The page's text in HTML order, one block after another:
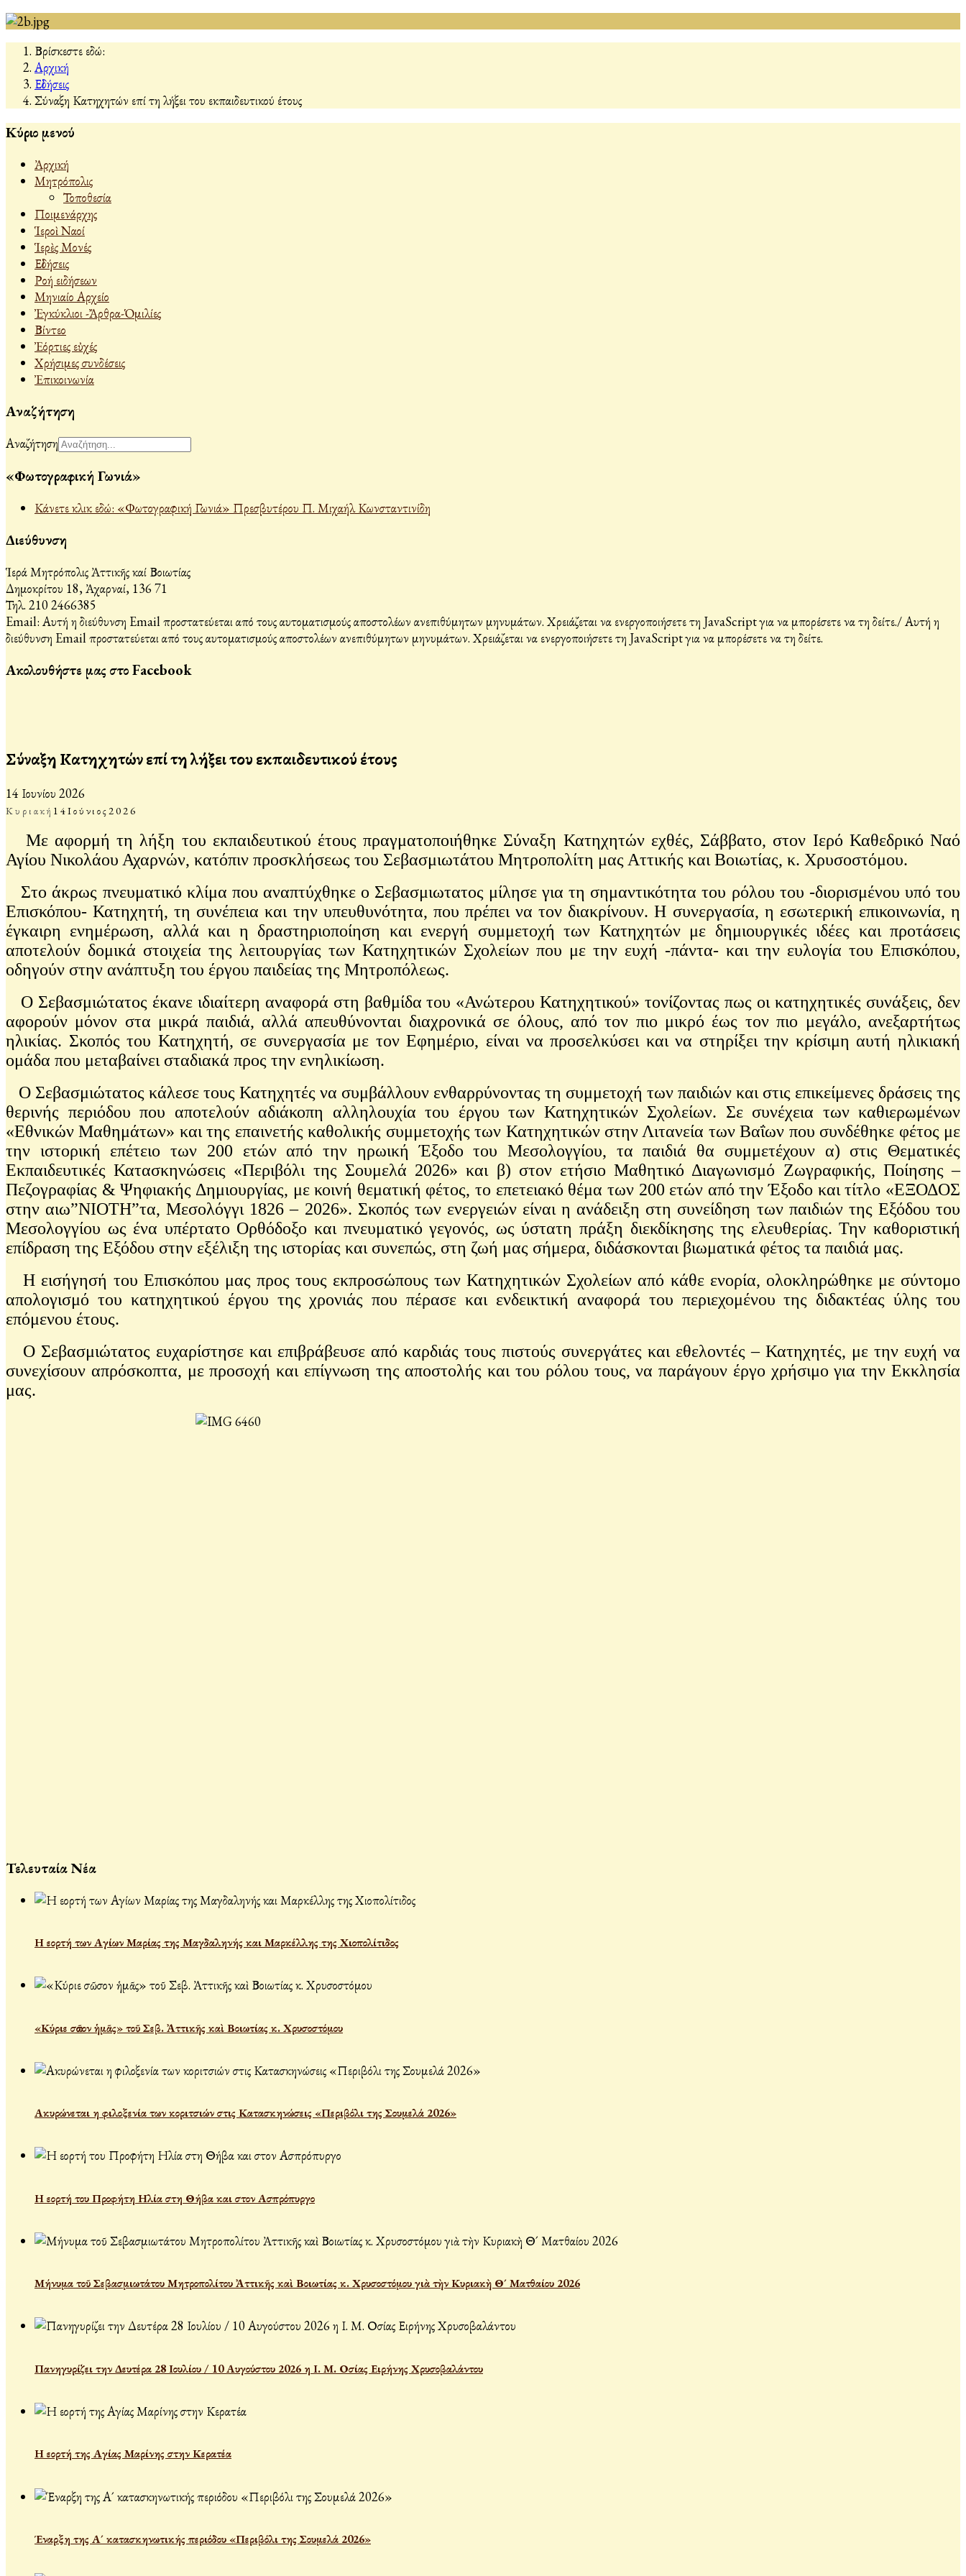
Βρίσκεστε εδώ:
Αρχική
Εἰδήσεις
Σύναξη Κατηχητών επί τη λήξει του εκπαιδευτικού έτους
Κύριο μενού
Ἀρχική
Μητρόπολις
Τοποθεσία
Ποιμενάρχης
Ἱεροὶ Ναοί
Ἱερὲς Μονές
Εἰδήσεις
Ροή ειδήσεων
Μηνιαίο Αρχείο
Ἐγκύκλιοι -Ἄρθρα-Ὁμιλίες
Βίντεο
Ἐόρτιες εὐχές
Χρήσιμες συνδέσεις
Ἐπικοινωνία
Αναζήτηση
Αναζήτηση
«Φωτογραφική Γωνιά»
Κάνετε κλικ εδώ: «Φωτογραφική Γωνιά» Πρεσβυτέρου Π. Μιχαήλ Κωνσταντινίδη
Διεύθυνση
Ἱερά Μητρόπολις Ἀττικῆς καί Βοιωτίας
Δημοκρίτου 18, Ἀχαρναί, 136 71
Τηλ. 210 2466385
Email: Αυτή η διεύθυνση Email προστατεύεται από τους αυτοματισμούς αποστολέων ανεπιθύμητων μηνυμάτων. Χρειάζεται να ενεργοποιήσετε τη JavaScript για να μπορέσετε να τη δείτε./Αυτή η
διεύθυνση Email προστατεύεται από τους αυτοματισμούς αποστολέων ανεπιθύμητων μηνυμάτων. Χρειάζεται να ενεργοποιήσετε τη JavaScript για να μπορέσετε να τη δείτε.
Ακολουθήστε μας στο Facebook
Σύναξη Κατηχητών επί τη λήξει του εκπαιδευτικού έτους
14 Ιουνίου 2026
Κυριακή 14Ιούνιος2026
Με αφορμή τη λήξη του εκπαιδευτικού έτους πραγματοποιήθηκε Σύναξη Κατηχητών εχθές, Σάββατο, στον Ιερό Καθεδρικό Ναό
Αγίου Νικολάου Αχαρνών, κατόπιν προσκλήσεως του Σεβασμιωτάτου Μητροπολίτη μας Αττικής και Βοιωτίας, κ. Χρυσοστόμου.
Στο άκρως πνευματικό κλίμα που αναπτύχθηκε ο Σεβασμιωτατος μίλησε για τη σημαντικότητα του ρόλου του -διορισμένου υπό του
Επισκόπου- Κατηχητή, τη συνέπεια και την υπευθυνότητα, που πρέπει να τον διακρίνουν. Η συνεργασία, η εσωτερική επικοινωνία, η
έγκαιρη ενημέρωση, αλλά και η δραστηριοποίηση και ενεργή συμμετοχή των Κατηχητών με δημιουργικές ιδέες και προτάσεις
αποτελούν δομικά στοιχεία της λειτουργίας των Κατηχητικών Σχολείων που με την ευχή -πάντα- και την ευλογία του Επισκόπου,
οδηγούν στην ανάπτυξη του έργου παιδείας της Μητροπόλεως.
Ο Σεβασμιώτατος έκανε ιδιαίτερη αναφορά στη βαθμίδα του «Ανώτερου Κατηχητικού» τονίζοντας πως οι κατηχητικές συνάξεις, δεν
αφορούν μόνον στα μικρά παιδιά, αλλά απευθύνονται διαχρονικά σε όλους, από τον πιο μικρό έως τον πιο μεγάλο, ανεξαρτήτως
ηλικίας. Σκοπός του Κατηχητή, σε συνεργασία με τον Εφημέριο, είναι να προσελκύσει και να στηρίξει την κρίσιμη αυτή ηλικιακή
ομάδα που μεταβαίνει σταδιακά προς την ενηλικίωση.
Ο Σεβασμιώτατος κάλεσε τους Κατηχητές να συμβάλλουν ενθαρρύνοντας τη συμμετοχή των παιδιών και στις επικείμενες δράσεις της
θερινής περιόδου που αποτελούν αδιάκοπη αλληλουχία του έργου των Κατηχητικών Σχολείων. Σε συνέχεια των καθιερωμένων
«Εθνικών Μαθημάτων» και της επαινετής καθολικής συμμετοχής των Κατηχητικών στην Λιτανεία των Βαΐων που συνδέθηκε φέτος με
την ιστορική επέτειο των 200 ετών από την ηρωική Έξοδο του Μεσολογγίου, τα παιδιά θα συμμετέχουν α) στις Θεματικές
Εκπαιδευτικές Κατασκηνώσεις «Περιβόλι της Σουμελά 2026» και β) στον ετήσιο Μαθητικό Διαγωνισμό Ζωγραφικής, Ποίησης –
Πεζογραφίας & Ψηφιακής Δημιουργίας, με κοινή θεματική φέτος, το επετειακό θέμα των 200 ετών από την Έξοδο και τίτλο «ΕΞΟΔΟΣ
στην αιω”ΝΙΟΤΗ”τα, Μεσολόγγι 1826 – 2026». Σκοπός των ενεργειών είναι η ανάδειξη στη συνείδηση των παιδιών της Εξόδου του
Μεσολογγίου ως ένα υπέρτατο Ορθόδοξο και πνευματικό γεγονός, ως ύστατη πράξη διεκδίκησης της ελευθερίας. Την καθοριστική
επίδραση της Εξόδου στην εξέλιξη της ιστορίας και συνεπώς, στη ζωή μας σήμερα, διδάσκονται βιωματικά φέτος τα παιδιά μας.
Η εισήγησή του Επισκόπου μας προς τους εκπροσώπους των Κατηχητικών Σχολείων από κάθε ενορία, ολοκληρώθηκε με σύντομο
απολογισμό του κατηχητικού έργου της χρονιάς που πέρασε και ενδεικτική αναφορά του περιεχομένου της διδακτέας ύλης του
επόμενου έτους.
Ο Σεβασμιώτατος ευχαρίστησε και επιβράβευσε από καρδιάς τους πιστούς συνεργάτες και εθελοντές – Κατηχητές, με την ευχή να
συνεχίσουν απρόσκοπτα, με προσοχή και επίγνωση της αποστολής και του ρόλου τους, να παράγουν έργο χρήσιμο για την Εκκλησία
μας.
Τελευταία Νέα
Η εορτή των Αγίων Μαρίας της Μαγδαληνής και Μαρκέλλης της Χιοπολίτιδος
«Κύριε σῶσον ἡμᾶς» τοῦ Σεβ. Ἀττικῆς καὶ Βοιωτίας κ. Χρυσοστόμου
Ακυρώνεται η φιλοξενία των κοριτσιών στις Κατασκηνώσεις «Περιβόλι της Σουμελά 2026»
Η εορτή του Προφήτη Ηλία στη Θήβα και στον Ασπρόπυργο
Μήνυμα τοῦ Σεβασμιωτάτου Μητροπολίτου Ἀττικῆς καὶ Βοιωτίας κ. Χρυσοστόμου γιὰ τὴν Κυριακὴ Θ´ Ματθαίου 2026
Πανηγυρίζει την Δευτέρα 28 Ιουλίου / 10 Αυγούστου 2026 η Ι. Μ. Οσίας Ειρήνης Χρυσοβαλάντου
Η εορτή της Αγίας Μαρίνης στην Κερατέα
Έναρξη της Α´ κατασκηνωτικής περιόδου «Περιβόλι της Σουμελά 2026»